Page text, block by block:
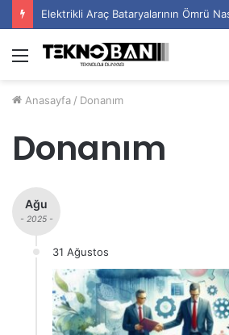
Elektrikli Araç Bataryalarının Ömrü
Menü
Anasayfa / Donanım
Donanım
Ağu
- 2025 -
31 Ağustos